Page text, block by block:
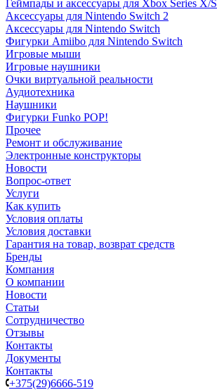
Геймпады и аксессуары для Xbox Series X/S
Аксессуары для Nintendo Switch 2
Аксессуары для Nintendo Switch
Фигурки Amiibo для Nintendo Switch
Игровые мыши
Игровые наушники
Очки виртуальной реальности
Аудиотехника
Наушники
Фигурки Funko POP!
Прочее
Ремонт и обслуживание
Электронные конструкторы
Новости
Вопрос-ответ
Услуги
Как купить
Условия оплаты
Условия доставки
Гарантия на товар, возврат средств
Бренды
Компания
О компании
Новости
Статьи
Сотрудничество
Отзывы
Контакты
Документы
Контакты
+375(29)6666-519